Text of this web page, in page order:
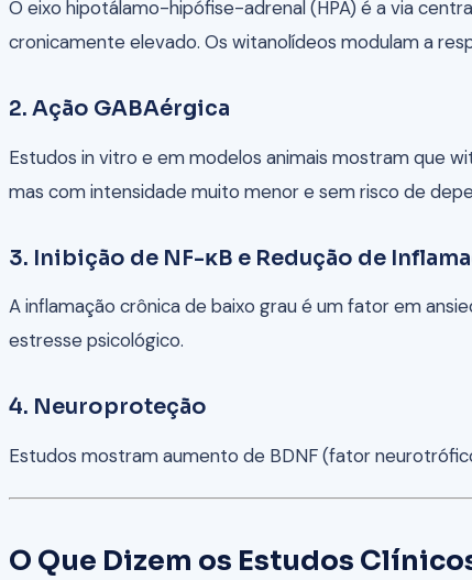
O eixo hipotálamo-hipófise-adrenal (HPA) é a via
cronicamente elevado. Os witanolídeos modulam a
2. Ação GABAérgica
Estudos in vitro e em modelos animais mostram que
mas com intensidade muito menor e sem risco de
3. Inibição de NF-κB e Redução de
A inflamação crônica de baixo grau é um fator em
estresse psicológico.
4. Neuroproteção
Estudos mostram aumento de BDNF (fator
O Que Dizem os Estudos